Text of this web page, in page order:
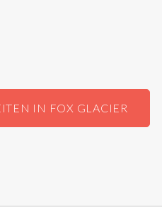
IN FOX GLACIER